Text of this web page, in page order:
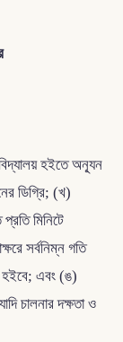
হইতে অন্যূন
ডিগ্রি; (খ)
মিনিটে
সর্বনিম্ন গতি
হইবে; এবং (ঙ)
চালনার দক্ষতা ও